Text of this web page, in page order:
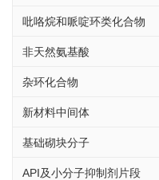
吡咯烷和哌啶环类化合物
非天然氨基酸
杂环化合物
新材料中间体
基础砌块分子
API及小分子抑制剂片段